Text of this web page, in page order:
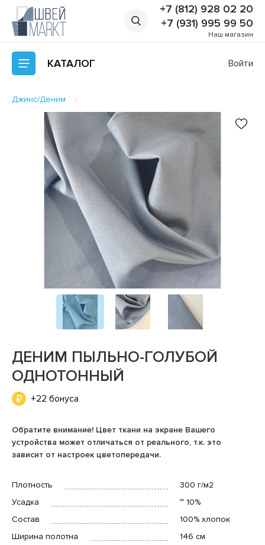
+7 (812) 928 02 20
+7 (931) 995 99 50
Наш магазин
КАТАЛОГ Войти
Джинс/Деним
ДЕНИМ ПЫЛЬНО-ГОЛУБОЙ
ОДНОТОННЫЙ
+22 бонуса
Обратите внимание! Цвет ткани на экране Вашего
устройства может отличаться от реального, т.к. это
зависит от настроек цветопередачи.
Плотность
300 г/м2
Усадка
~ 10%
Состав
100% хлопок
Ширина полотна
146 см